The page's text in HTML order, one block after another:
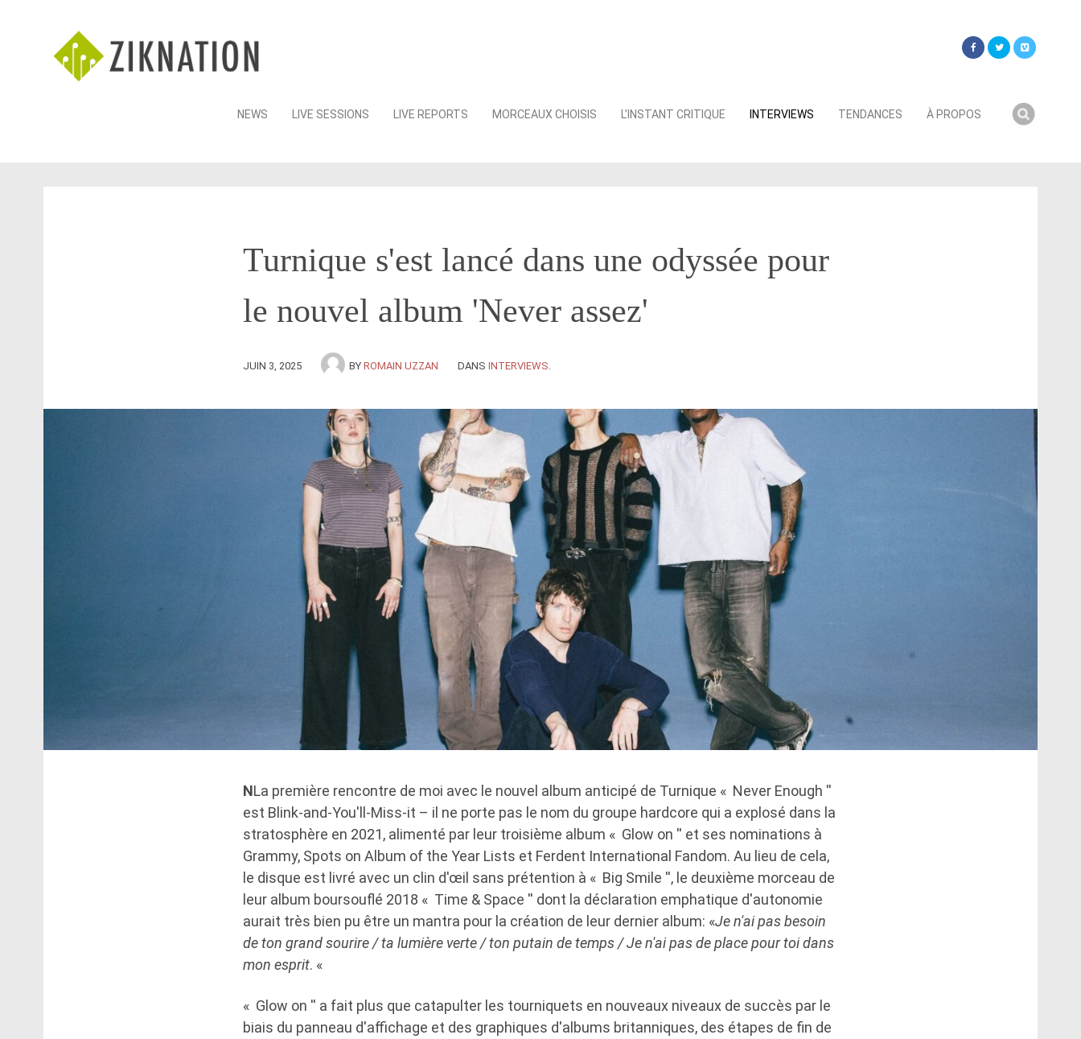
Skip
NEWS LIVE SESSIONS LIVE REPORTS MORCEAUX CHOISIS L’INSTANT CRITIQUE INTERVIEWS TENDANCES À PROPOS
Turnique s'est lancé dans une odyssée pour
le nouvel album 'Never assez'
JUIN 3, 2025 BY ROMAIN UZZAN DANS INTERVIEWS
NLa première rencontre de moi avec le nouvel album anticipé de Turnique « Never Enough ''
est Blink-and-You'll-Miss-it – il ne porte pas le nom du groupe hardcore qui a explosé dans la
stratosphère en 2021, alimenté par leur troisième album « Glow on '' et ses nominations à
Grammy, Spots on Album of the Year Lists et Ferdent International Fandom. Au lieu de cela,
le disque est livré avec un clin d'œil sans prétention à « Big Smile '', le deuxième morceau de
leur album boursouflé 2018 « Time & Space '' dont la déclaration emphatique d'autonomie
aurait très bien pu être un mantra pour la création de leur dernier album: «Je n'ai pas besoin
de ton grand sourire / ta lumière verte / ton putain de temps / Je n'ai pas de place pour toi dans
mon esprit. «
« Glow on '' a fait plus que catapulter les tourniquets en nouveaux niveaux de succès par le
biais du panneau d'affichage et des graphiques d'albums britanniques, des étapes de fin de